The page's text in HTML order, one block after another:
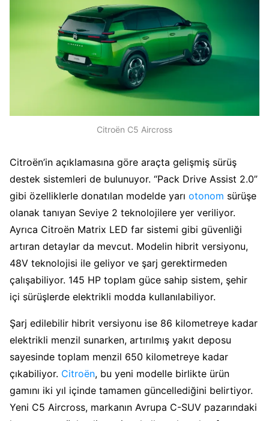
Citroën C5 Aircross
Citroën’in açıklamasına göre araçta gelişmiş sürüş
destek sistemleri de bulunuyor. “Pack Drive Assist 2.0”
gibi özelliklerle donatılan modelde yarı otonom sürüşe
olanak tanıyan Seviye 2 teknolojilere yer veriliyor.
Ayrıca Citroën Matrix LED far sistemi gibi güvenliği
artıran detaylar da mevcut. Modelin hibrit versiyonu,
48V teknolojisi ile geliyor ve şarj gerektirmeden
çalışabiliyor. 145 HP toplam güce sahip sistem, şehir
içi sürüşlerde elektrikli modda kullanılabiliyor.
Şarj edilebilir hibrit versiyonu ise 86 kilometreye kadar
elektrikli menzil sunarken, artırılmış yakıt deposu
sayesinde toplam menzil 650 kilometreye kadar
çıkabiliyor. Citroën, bu yeni modelle birlikte ürün
gamını iki yıl içinde tamamen güncellediğini belirtiyor.
Yeni C5 Aircross, markanın Avrupa C-SUV pazarındaki